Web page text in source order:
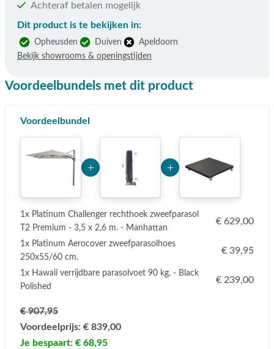
Achteraf betalen mogelijk
Dit product is te bekijken in:
Opheusden Duiven
Apeldoorn
Bekijk showrooms & openingstijden
Voordeelbundels met dit product
Voordeelbundel
1x Platinum Challenger rechthoek zweefparasol
T2 Premium - 3,5 x 2,6 m. - Manhattan
€ 629,00
1x Platinum Aerocover zweefparasolhoes
250x55/60 cm.
€ 39,95
1x Hawaii verrijdbare parasolvoet 90 kg. - Black
Polished
€ 239,00
€ 907,95
Voordeelprijs: € 839,00
Je bespaart: € 68,95